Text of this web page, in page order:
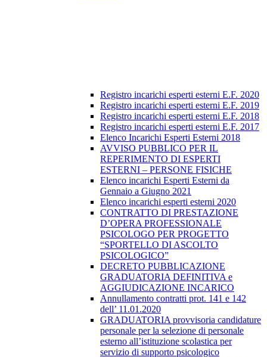
Registro incarichi esperti esterni E.F. 2020
Registro incarichi esperti esterni E.F. 2019
Registro incarichi esperti esterni E.F. 2018
Registro incarichi esperti esterni E.F. 2017
Elenco Incarichi Esperti Esterni 2018
AVVISO PUBBLICO PER IL
REPERIMENTO DI ESPERTI
ESTERNI – PERSONE FISICHE
Elenco incarichi Esperti Esterni da
Gennaio a Giugno 2021
Elenco incarichi esperti esterni 2020
CONTRATTO DI PRESTAZIONE
D’OPERA PROFESSIONALE
PSICOLOGO PER PROGETTO
“SPORTELLO DI ASCOLTO
PSICOLOGICO”
DECRETO PUBBLICAZIONE
GRADUATORIA DEFINITIVA e
AGGIUDICAZIONE INCARICO
Annullamento contratti prot. 141 e 142
dell’ 11.01.2020
GRADUATORIA provvisoria candidature
personale per la selezione di personale
esterno all’istituzione scolastica per
servizio di supporto psicologico